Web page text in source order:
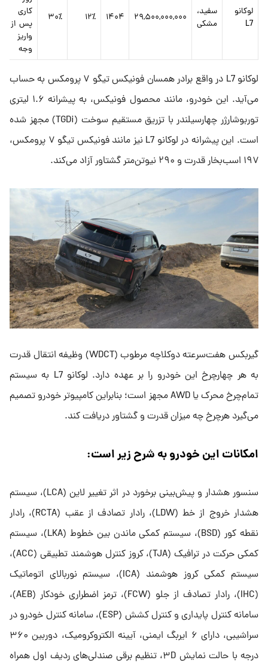
لوکانو
L7
سفید،
مشکی
۲۹,۵۰۰,۰۰۰,۰۰۰ ۱۴۰۴ ۱۲٪ ۳۰٪
کاری
پس از
واریز
وجه
لوکانو L7 در واقع برادر همسان فونیکس تیگو ۷ پرومکس به حساب
می‌آید. این خودرو، مانند محصول فونیکس، به پیشرانه ۱.۶ لیتری
توربوشارژر چهارسیلندر با تزریق مستقیم سوخت (TGDi) مجهز شده
است. این پیشرانه در لوکانو L7 نیز مانند فونیکس تیگو ۷ پرومکس،
۱۹۷ اسب‌بخار قدرت و ۲۹۰ نیوتن‌متر گشتاور آزاد می‌کند.
گیربکس هفت‌سرعته دوکلاچه مرطوب (WDCT) وظیفه انتقال قدرت
به هر چهارچرخ این خودرو را بر عهده دارد. لوکانو L7 به سیستم
تمام‌چرخ محرک یا AWD مجهز است؛ بنابراین کامپیوتر خودرو تصمیم
می‌گیرد هرچرخ چه میزان قدرت و گشتاور دریافت کند.
امکانات این خودرو به شرح زیر است:
سنسور هشدار و پیش‌بینی برخورد در اثر تغییر لاین (LCA)، سیستم
هشدار خروج از خط (LDW)، رادار تصادف از عقب (RCTA)، رادار
نقطه کور (BSD)، سیستم کمکی ماندن بین خطوط (LKA)، سیستم
کمکی حرکت در ترافیک (TJA)، کروز کنترل هوشمند تطبیقی (ACC)،
سیستم کمکی کروز هوشمند (ICA)، سیستم نوربالای اتوماتیک
(IHC)، رادار تصادف از جلو (FCW)، ترمز اضطراری خودکار (AEB)،
سامانه کنترل پایداری و کنترل کشش (ESP)، سامانه کنترل خودرو در
سراشیبی، دارای ۶ ایربگ ایمنی، آیینه الکتروکرومیک، دوربین ۳۶۰
درجه با حالت نمایش ۳D، تنظیم برقی صندلی‌های ردیف اول همراه